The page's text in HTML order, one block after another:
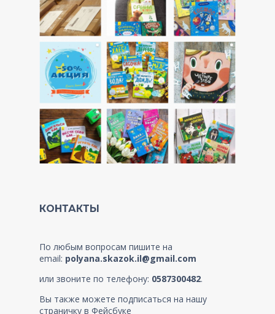
КОНТАКТЫ
По любым вопросам пишите на
email: polyana.skazok.il@gmail.com
или звоните по телефону: 0587300482.
Вы также можете подписаться на нашу
страничку в Фейсбуке